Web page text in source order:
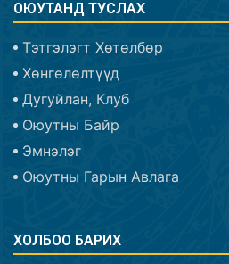
ОЮУТАНД ТУСЛАХ
Тэтгэлэгт Хөтөлбөр
Хөнгөлөлтүүд
Дугуйлан, Клуб
Оюутны Байр
Эмнэлэг
Оюутны Гарын Авлага
ХОЛБОО БАРИХ